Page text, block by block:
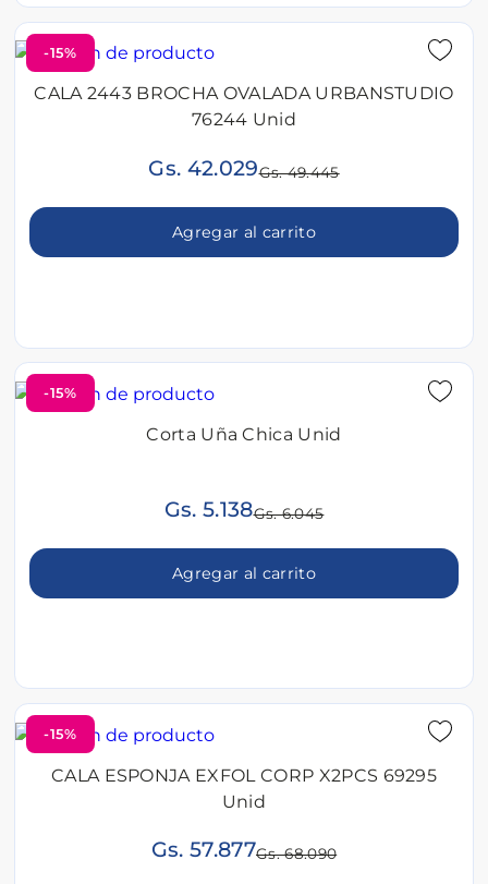
-15%
CALA 2443 BROCHA OVALADA URBANSTUDIO
76244 Unid
Gs. 42.029Gs. 49.445
Agregar al carrito
-15%
Corta Uña Chica Unid
Gs. 5.138Gs. 6.045
Agregar al carrito
-15%
CALA ESPONJA EXFOL CORP X2PCS 69295
Unid
Gs. 57.877Gs. 68.090